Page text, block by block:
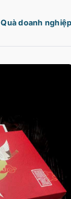
Quà doanh nghiệp